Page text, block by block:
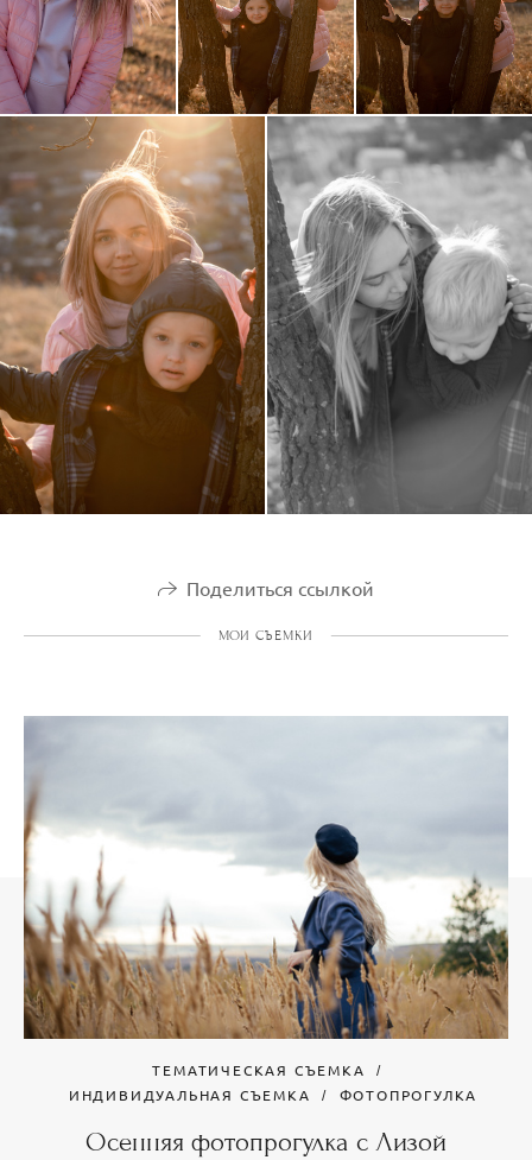
Поделиться ссылкой
МОИ СЪЕМКИ
ТЕМАТИЧЕСКАЯ СЪЕМКА
ИНДИВИДУАЛЬНАЯ СЪЕМКА
ФОТОПРОГУЛКА
Осенняя фотопрогулка с Лизой